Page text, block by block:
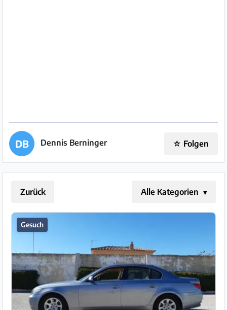
Hilfe
&
FAQ
DB Dennis Berninger ☆ Folgen
Zurück Alle Kategorien
Gesuch